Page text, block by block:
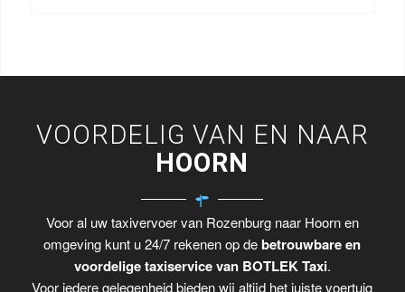
VOORDELIG VAN EN NAAR
HOORN
Voor al uw taxivervoer van Rozenburg naar Hoorn en
omgeving kunt u 24/7 rekenen op debetrouwbare en
voordelige taxiservice van BOTLEK Taxi.
Voor iedere gelegenheid bieden wij altijd het juiste voertuig